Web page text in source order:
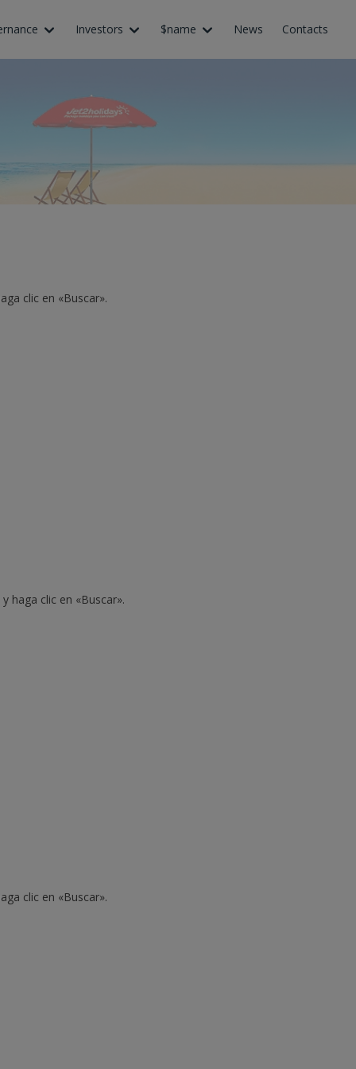
Investors $name News Contacts
clic en «Buscar».
haga clic en «Buscar».
clic en «Buscar».